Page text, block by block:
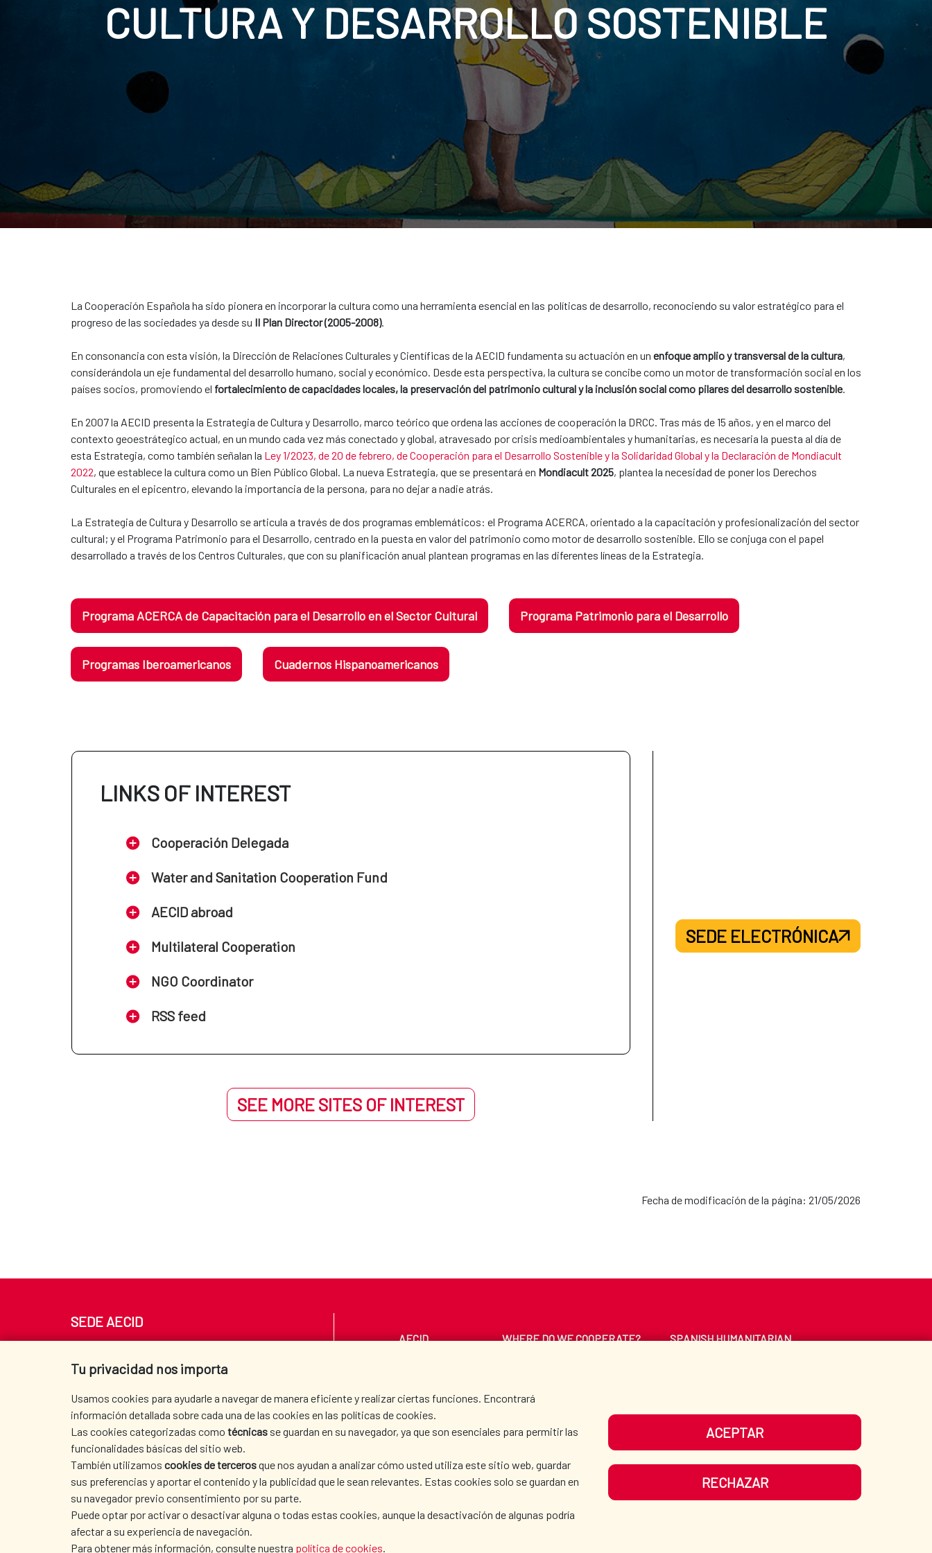
CULTURA Y DESARROLLO SOSTENIBLE
La Cooperación Española ha sido pionera en incorporar la cultura como una herramienta esencial en las políticas de desarrollo, reconociendo su valor estratégico para el
progreso de las sociedades ya desde su II Plan Director (2005-2008).
En consonancia con esta visión, la Dirección de Relaciones Culturales y Científicas de la AECID fundamenta su actuación en un enfoque amplio y transversal de la cultura,
considerándola un eje fundamental del desarrollo humano, social y económico. Desde esta perspectiva, la cultura se concibe como un motor de transformación social en los
países socios, promoviendo el fortalecimiento de capacidades locales, la preservación del patrimonio cultural y la inclusión social como pilares del desarrollo sostenible
En 2007 la AECID presenta la Estrategia de Cultura y Desarrollo, marco teórico que ordena las acciones de cooperación la DRCC. Tras más de 15 años, y en el marco del
contexto geoestrátegico actual, en un mundo cada vez más conectado y global, atravesado por crisis medioambientales y humanitarias, es necesaria la puesta al día de
esta Estrategia, como también señalan la Ley 1/2023, de 20 de febrero, de Cooperación para el Desarrollo Sostenible y la Solidaridad Global y la Declaración de Mondiacult
2022, que establece la cultura como un Bien Público Global. La nueva Estrategia, que se presentará en Mondiacult 2025, plantea la necesidad de poner los Derechos
Culturales en el epicentro, elevando la importancia de la persona, para no dejar a nadie atrás.
La Estrategia de Cultura y Desarrollo se articula a través de dos programas emblemáticos: el Programa ACERCA, orientado a la capacitación y profesionalización del sector
cultural; y el Programa Patrimonio para el Desarrollo, centrado en la puesta en valor del patrimonio como motor de desarrollo sostenible. Ello se conjuga con el papel
desarrollado a través de los Centros Culturales, que con su planificación anual plantean programas en las diferentes líneas de la Estrategia.
Programa ACERCA de Capacitación para el Desarrollo en el Sector Cultural Programa Patrimonio para el Desarrollo
Programas Iberoamericanos Cuadernos Hispanoamericanos
LINKS OF INTEREST
Cooperación Delegada
Water and Sanitation Cooperation Fund
AECID abroad
Multilateral Cooperation
NGO Coordinator
RSS feed
SEE MORE SITES OF INTEREST
SEDE ELECTRÓNICA
Fecha de modificación de la página: 21/05/2026
Tu privacidad nos importa
Usamos cookies para ayudarle a navegar de manera eficiente y realizar ciertas funciones. Encontrará
información detallada sobre cada una de las cookies en las políticas de cookies.
Las cookies categorizadas como técnicas se guardan en su navegador, ya que son esenciales para permitir las
funcionalidades básicas del sitio web.
También utilizamos cookies de tercerosque nos ayudan a analizar cómo usted utiliza este sitio web, guardar
sus preferencias y aportar el contenido y la publicidad que le sean relevantes. Estas cookies solo se guardan en
su navegador previo consentimiento por su parte.
Puede optar por activar o desactivar alguna o todas estas cookies, aunque la desactivación de algunas podría
afectar a su experiencia de navegación.
Para obtener más información, consulte nuestra política de cookies.
ACEPTAR
RECHAZAR
SEDE AECID
Tel. +34 900 20 30 54​​​​​​​
AECID WHERE DO WE COOPERATE?
SPANISH HUMANITARIAN
PRESS ROOM CULTURE AND SCIENCE
OUR SOCIAL MEDIA
TERMS OF USE | DATA PROTECTION | COOKIE POLICY |